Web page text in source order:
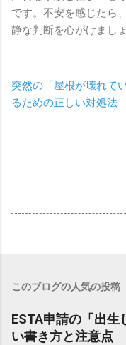
です。不安を感じたら
静な判断を心がけましょ
突然の「屋根が壊れて
るための正しい対処法
このブログの人気の投稿
ESTA申請の「出生
い書き方と注意点